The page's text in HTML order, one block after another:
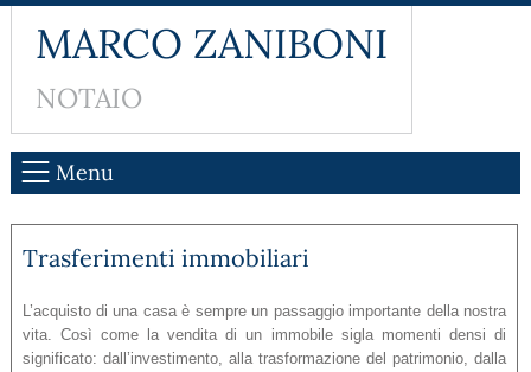
MARCO ZANIBONI
NOTAIO
Menu
Trasferimenti immobiliari
L’acquisto di una casa è sempre un passaggio importante della nostra
vita. Così come la vendita di un immobile sigla momenti densi di
significato: dall’investimento, alla trasformazione del patrimonio, dalla